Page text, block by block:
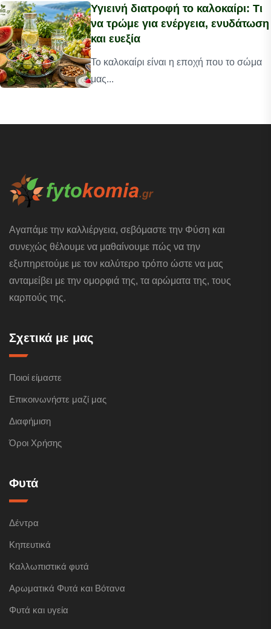
Υγιεινή διατροφή το καλοκαίρι: Τι
να τρώμε για ενέργεια, ενυδάτωση
και ευεξία
Το καλοκαίρι είναι η εποχή που το σώμα
μας...
Αγαπάμε την καλλιέργεια, σεβόμαστε την Φύση και
συνεχώς θέλουμε να μαθαίνουμε πώς να την
εξυπηρετούμε με τον καλύτερο τρόπο ώστε να μας
ανταμείβει με την ομορφιά της, τα αρώματα της, τους
καρπούς της.
Σχετικά με μας
Ποιοί είμαστε
Επικοινωνήστε μαζί μας
Διαφήμιση
Όροι Χρήσης
Φυτά
Δέντρα
Κηπευτικά
Καλλωπιστικά φυτά
Αρωματικά Φυτά και Βότανα
Φυτά και υγεία